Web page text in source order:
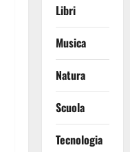
Libri
Musica
Natura
Scuola
Tecnologia